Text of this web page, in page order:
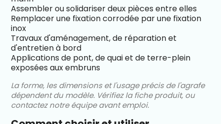
Assembler ou solidariser deux pièces entre elles
Remplacer une fixation corrodée par une fixation
inox
Travaux d'aménagement, de réparation et
d'entretien à bord
Applications de pont, de quai et de terre-plein
exposées aux embruns
La forme, les dimensions et l'usage précis de l'agrafe
dépendent du modèle. Vérifiez la fiche produit, ou
contactez notre équipe avant emploi.